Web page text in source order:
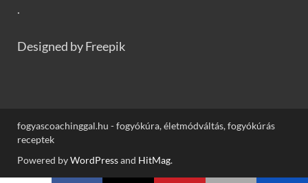
.
Designed by Freepik
fogyascoachinggal.hu - fogyókúra, életmódváltás, fogyókúrás
receptek
Powered byWordPressand HitMag.